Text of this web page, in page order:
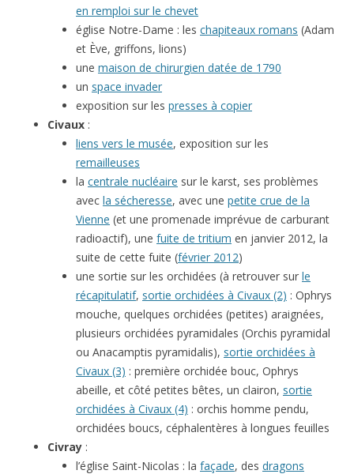
en remploi sur le chevet
église Notre-Dame : les chapiteaux romans (Adam
et Ève, griffons, lions)
une maison de chirurgien datée de 1790
un space invader
exposition sur les presses à copier
Civaux :
liens vers le musée, exposition sur les
remailleuses
la centrale nucléaire sur le karst, ses problèmes
avec la sécheresse, avec une petite crue de la
Vienne (et une promenade imprévue de carburant
radioactif), une fuite de tritium en janvier 2012, la
suite de cette fuite (février 2012)
une sortie sur les orchidées (à retrouver sur le
récapitulatif, sortie orchidées à Civaux (2) : Ophrys
mouche, quelques orchidées (petites) araignées,
plusieurs orchidées pyramidales (Orchis pyramidal
ou Anacamptis pyramidalis), sortie orchidées à
Civaux (3) : première orchidée bouc, Ophrys
abeille, et côté petites bêtes, un clairon, sortie
orchidées à Civaux (4) : orchis homme pendu,
orchidées boucs, céphalentères à longues feuilles
Civray :
l’église Saint-Nicolas : la façade, des dragons